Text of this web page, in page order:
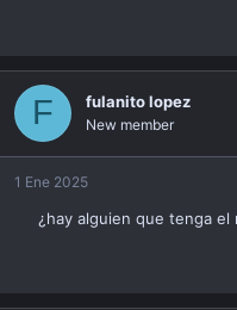
F fulanito lopez
New member
1 Ene 2025
¿hay alguien que tenga el